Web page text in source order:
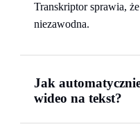
Transkriptor sprawia,
niezawodna.
Jak
wideo na tekst?